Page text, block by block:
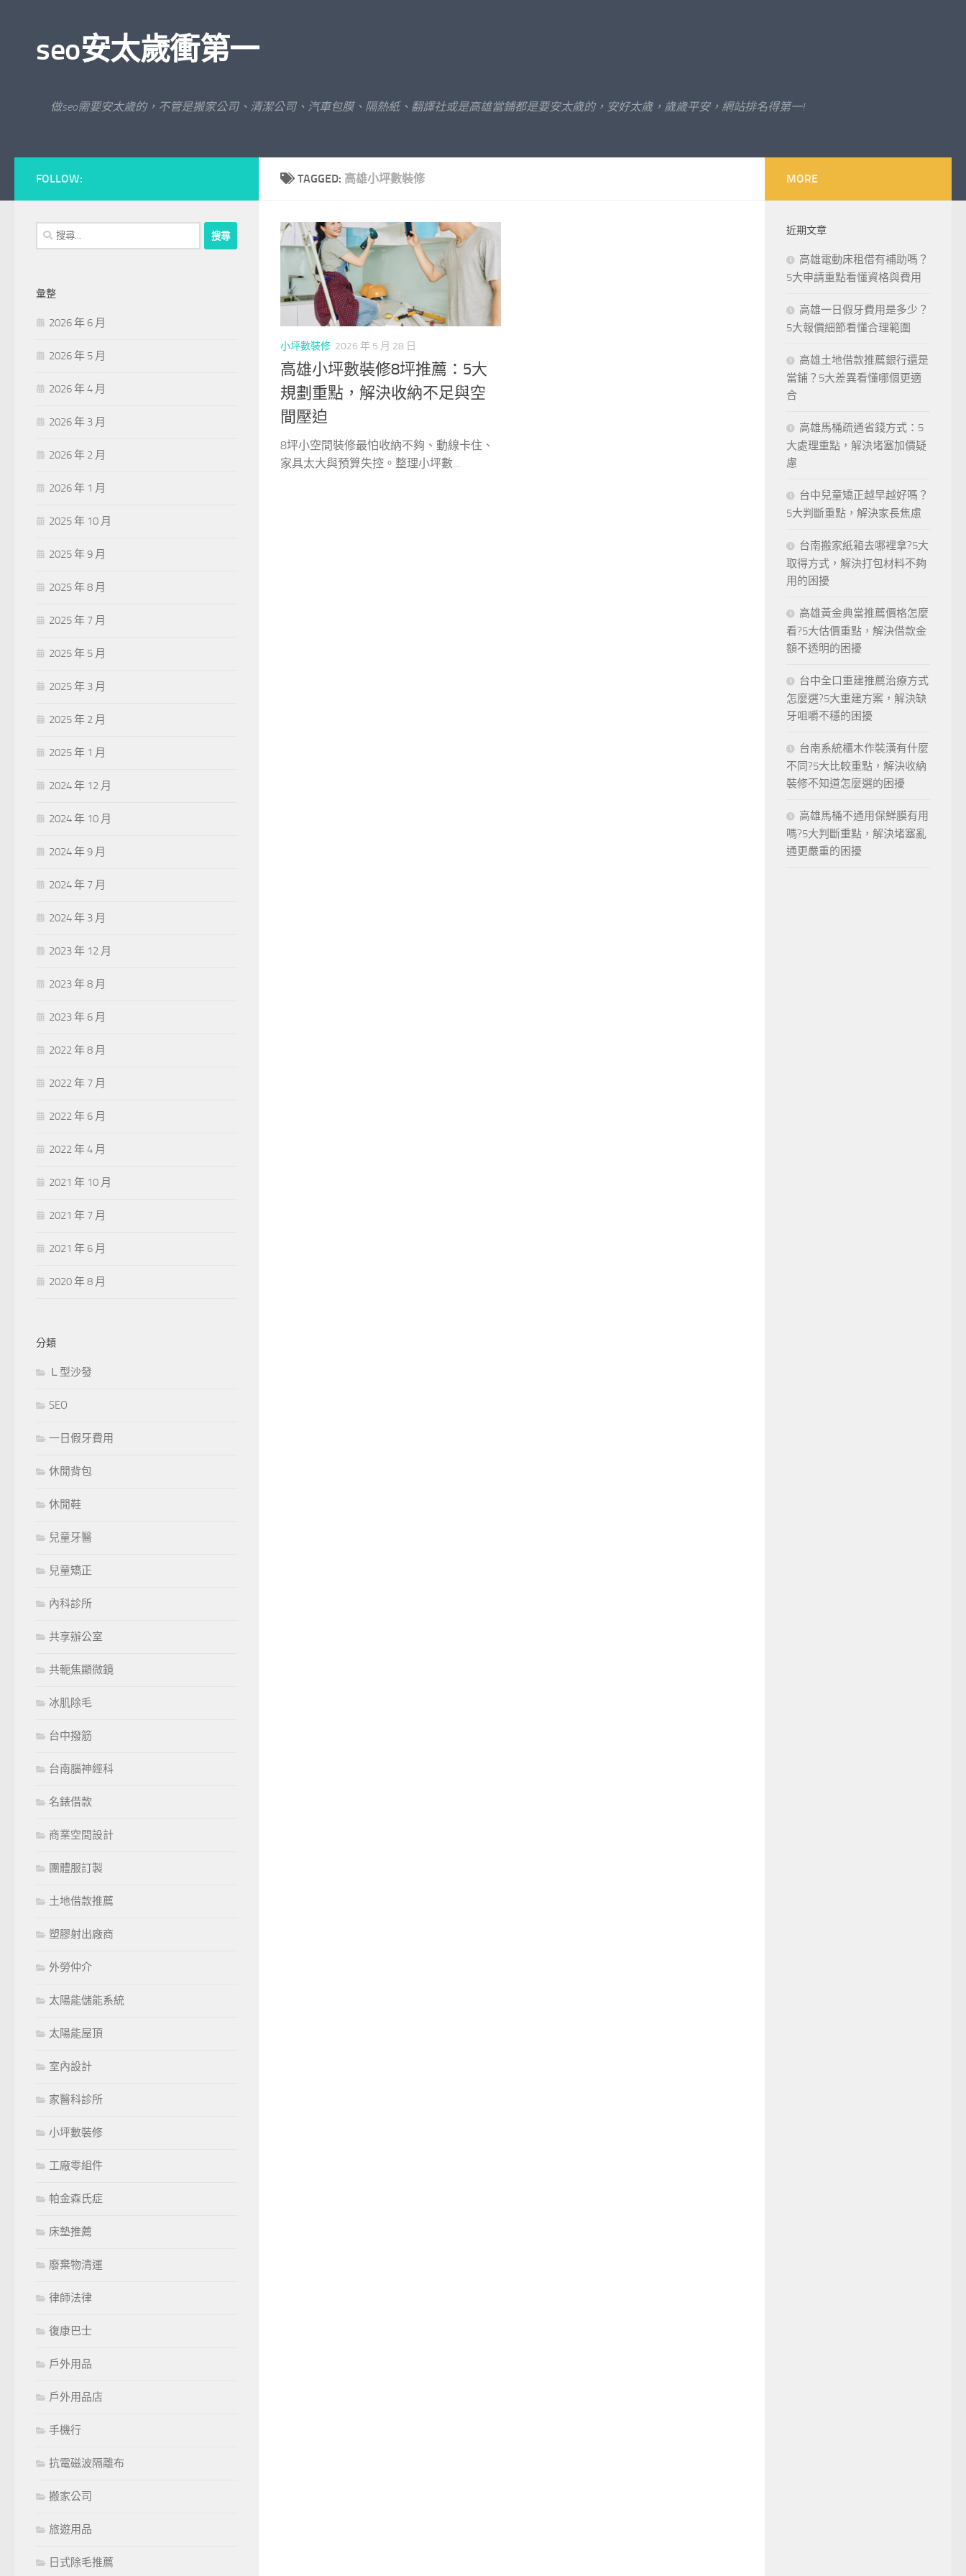
seo安太歲衝第一
做seo需要安太歲的，不管是搬家公司、清潔公司、汽車包膜、隔熱紙、翻譯社或是高雄當鋪都是要安太歲的，安好太歲，歲歲平安，網站排名得第一!
TAGGED: 高雄小坪數裝修
小坪數裝修 2026 年 5 月 28 日
高雄小坪數裝修8坪推薦：5大
規劃重點，解決收納不足與空
間壓迫
8坪小空間裝修最怕收納不夠、動線卡住、
家具太大與預算失控。整理小坪數...
FOLLOW:
搜
尋
字:
彙整
2026 年 6 月
2026 年 5 月
2026 年 4 月
2026 年 3 月
2026 年 2 月
2026 年 1 月
2025 年 10 月
2025 年 9 月
2025 年 8 月
2025 年 7 月
2025 年 5 月
2025 年 3 月
2025 年 2 月
2025 年 1 月
2024 年 12 月
2024 年 10 月
2024 年 9 月
2024 年 7 月
2024 年 3 月
2023 年 12 月
2023 年 8 月
2023 年 6 月
2022 年 8 月
2022 年 7 月
2022 年 6 月
2022 年 4 月
2021 年 10 月
2021 年 7 月
2021 年 6 月
2020 年 8 月
分類
Ｌ型沙發
SEO
一日假牙費用
休閒背包
休閒鞋
兒童牙醫
兒童矯正
內科診所
共享辦公室
共軛焦顯微鏡
冰肌除毛
台中撥筋
台南腦神經科
名錶借款
商業空間設計
團體服訂製
土地借款推薦
塑膠射出廠商
外勞仲介
太陽能儲能系統
太陽能屋頂
室內設計
家醫科診所
小坪數裝修
工廠零組件
帕金森氏症
床墊推薦
廢棄物清運
律師法律
復康巴士
戶外用品
戶外用品店
手機行
抗電磁波隔離布
搬家公司
旅遊用品
日式除毛推薦
MORE
近期文章
高雄電動床租借有補助嗎？
5大申請重點看懂資格與費用
高雄一日假牙費用是多少？
5大報價細節看懂合理範圍
高雄土地借款推薦銀行還是
當鋪？5大差異看懂哪個更適
合
高雄馬桶疏通省錢方式：5
大處理重點，解決堵塞加價疑
慮
台中兒童矯正越早越好嗎？
5大判斷重點，解決家長焦慮
台南搬家紙箱去哪裡拿?5大
取得方式，解決打包材料不夠
用的困擾
高雄黃金典當推薦價格怎麼
看?5大估價重點，解決借款金
額不透明的困擾
台中全口重建推薦治療方式
怎麼選?5大重建方案，解決缺
牙咀嚼不穩的困擾
台南系統櫃木作裝潢有什麼
不同?5大比較重點，解決收納
裝修不知道怎麼選的困擾
高雄馬桶不通用保鮮膜有用
嗎?5大判斷重點，解決堵塞亂
通更嚴重的困擾